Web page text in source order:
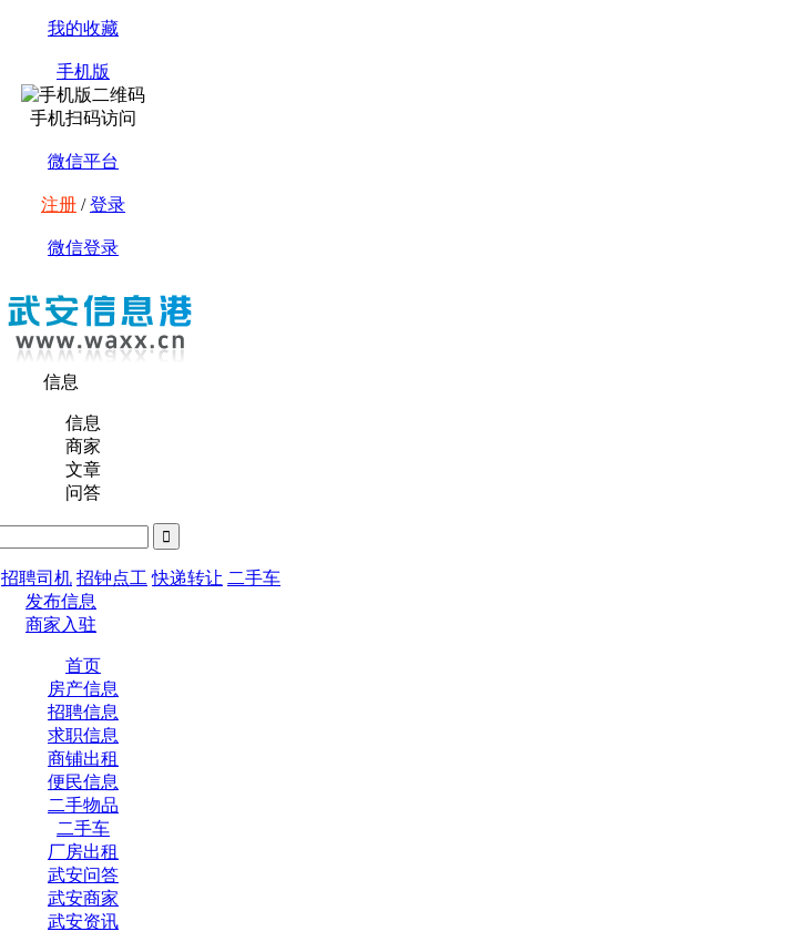
我的收藏
手机版
手机扫码访问
微信平台
注册 /登录
微信登录
信息
信息
商家
文章
问答
招聘司机 招钟点工 快递转让 二手车
发布信息
商家入驻
首页
房产信息
招聘信息
求职信息
商铺出租
便民信息
二手物品
二手车
厂房出租
武安问答
武安商家
武安资讯